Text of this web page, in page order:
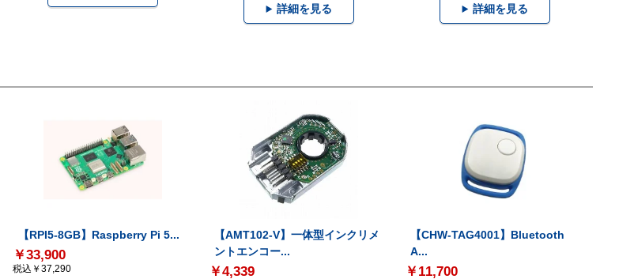
詳細を見る 詳細を見る
【RPI5-8GB】Raspberry Pi 5...
￥33,900
税込￥37,290
【AMT102-V】一体型インクリメ
ントエンコー...
￥4,339
【CHW-TAG4001】Bluetooth
A...
￥11,700